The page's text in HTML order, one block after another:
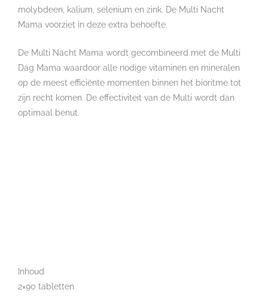
molybdeen, kalium, selenium en zink. De Multi Nacht
Mama voorziet in deze extra behoefte.
De Multi Nacht Mama wordt gecombineerd met de Multi
Dag Mama waardoor alle nodige vitaminen en mineralen
op de meest efficiënte momenten binnen het bioritme tot
zijn recht komen. De effectiviteit van de Multi wordt dan
optimaal benut.
Inhoud
2×90 tabletten